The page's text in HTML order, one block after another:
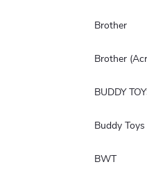
Brother
Brother
BUDDY
Buddy Toys
BWT